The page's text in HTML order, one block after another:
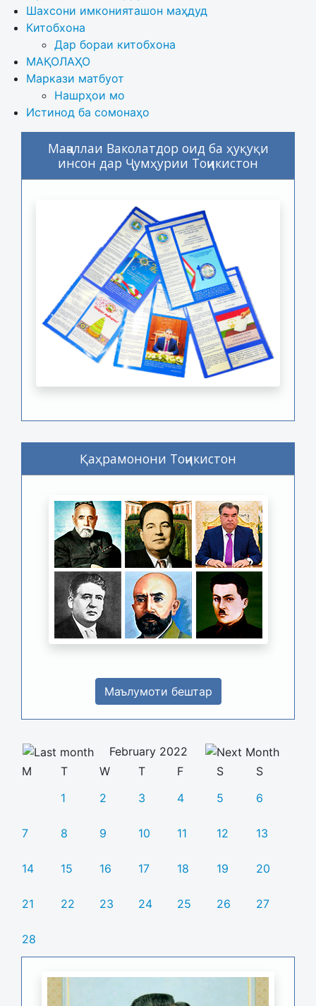
Шахсони имконияташон маҳдуд
Китобхона
Дар бораи китобхона
МАҚОЛАҲО
Маркази матбуот
Нашрҳои мо
Истинод ба сомонаҳо
Маҷаллаи Ваколатдор оид ба ҳуқуқи
инсон дар Ҷумҳурии Тоҷикистон
Қаҳрамонони Тоҷикистон
Маълумоти бештар
February 2022
M
T W T F S
S
1
2 3 4 5 6
7 8 9 10 11 12 13
14 15 16 17 18 19 20
21 22 23 24 25 26 27
28